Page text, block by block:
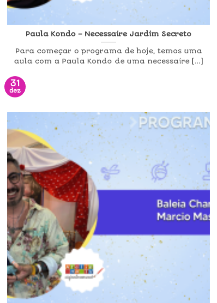
Paula Kondo – Necessaire Jardim Secreto
Para começar o programa de hoje, temos uma
aula com a Paula Kondo de uma necessaire [...]
31
dez